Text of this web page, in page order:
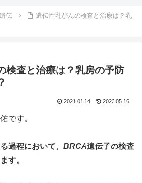
伝
遺伝性乳がんの検査と治療は？乳
検査と治療は？乳房の予防
2021.01.14 2023.05.16
です。
過程において、 BRCA遺伝子の検査
す。